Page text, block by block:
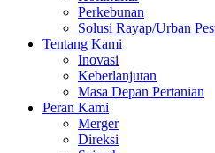
Perkebunan
Solusi Rayap/Urban
Tentang Kami
Inovasi
Keberlanjutan
Masa Depan Pertanian
Peran Kami
Merger
Direksi